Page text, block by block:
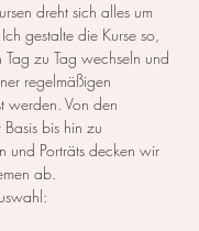
dreht sich alles um
gestalte die Kurse so,
Tag zu Tag wechseln und
regelmäßigen
werden. Von den
bis hin zu
und Porträts decken wir
ab.